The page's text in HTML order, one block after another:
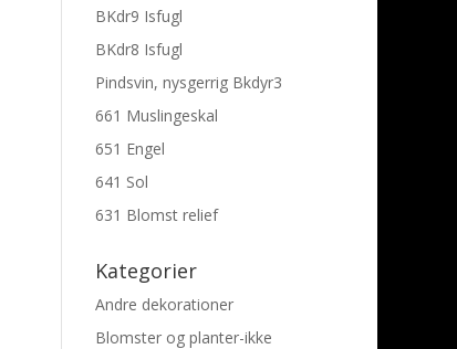
BKdr9 Isfugl
BKdr8 Isfugl
Pindsvin, nysgerrig Bkdyr3
661 Muslingeskal
651 Engel
641 Sol
631 Blomst relief
Kategorier
Andre dekorationer
Blomster og planter-ikke